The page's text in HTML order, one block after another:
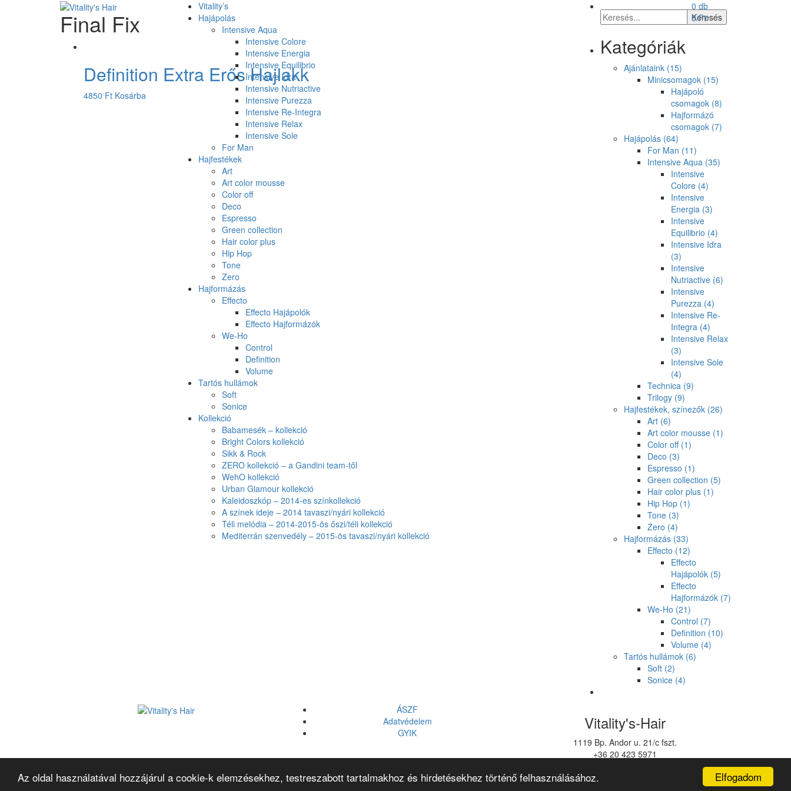
Elfogadom
Az oldal használatával hozzájárul a cookie-k elemzésekhez, testreszabott tartalmakhoz és hirdetésekhez történő felhasználásához.
Vitality’s
Hajápolás
Intensive Aqua
Intensive Colore
Intensive Energia
Intensive Equilibrio
Intensive Idra
Intensive Nutriactive
Intensive Purezza
Intensive Re-Integra
Intensive Relax
Intensive Sole
For Man
Hajfestékek
Art
Art color mousse
Color off
Deco
Espresso
Green collection
Hair color plus
Hip Hop
Tone
Zero
Hajformázás
Effecto
Effecto Hajápolók
Effecto Hajformázók
We-Ho
Control
Definition
Volume
Tartós hullámok
Soft
Sonice
Kollekció
Babamesék – kollekció
Bright Colors kollekció
Sikk & Rock
ZERO kollekció – a Gandini team-től
WehO kollekció
Urban Glamour kollekció
Kaleidoszkóp – 2014-es színkollekció
A színek ideje – 2014 tavaszi/nyári kollekció
Téli melódia – 2014-2015-ös őszi/téli kollekció
Mediterrán szenvedély – 2015-ös tavaszi/nyári kollekció
0 db
0Ft
Final Fix
Definition Extra Erős Hajlakk
4850 Ft Kosárba
Kategóriák
Ajánlataink (15)
Minicsomagok (15)
Hajápoló
csomagok (8)
Hajformázó
csomagok (7)
Hajápolás (64)
For Man (11)
Intensive Aqua (35)
Intensive
Colore (4)
Intensive
Energia (3)
Intensive
Equilibrio (4)
Intensive Idra
(3)
Intensive
Nutriactive (6)
Intensive
Purezza (4)
Intensive Re-
Integra (4)
Intensive Relax
(3)
Intensive Sole
(4)
Technica (9)
Trilogy (9)
Hajfestékek, színezők (26)
Art (6)
Art color mousse (1)
Color off (1)
Deco (3)
Espresso (1)
Green collection (5)
Hair color plus (1)
Hip Hop (1)
Tone (3)
Zero (4)
Hajformázás (33)
Effecto (12)
Effecto
Hajápolók (5)
Effecto
Hajformázók (7)
We-Ho (21)
Control (7)
Definition (10)
Volume (4)
Tartós hullámok (6)
Soft (2)
Sonice (4)
ÁSZF
Adatvédelem
GYIK
Vitality's-Hair
1119 Bp. Andor u. 21/c fszt.
+36 20 423 5971
© 2026Vitality's HairMinden jog fenntartva!